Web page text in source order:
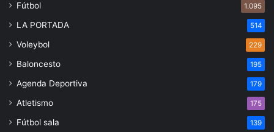
Fútbol 1.095
LA PORTADA 514
Voleybol 229
Baloncesto 195
Agenda Deportiva 179
Atletismo 175
Fútbol sala 139